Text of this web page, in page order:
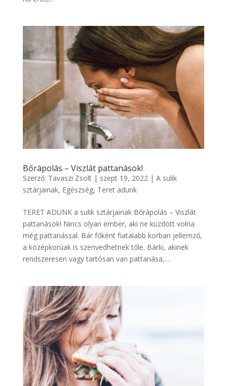
Bőrápolás – Viszlát pattanások!
Szerző: Tavaszi Zsolt| szept 19, 2022| A sulik
sztárjainak, Egészség, Teret adunk
TERET ADUNK a sulik sztárjainak Bőrápolás – Viszlát
pattanások! Nincs olyan ember, aki ne küzdött volna
még pattanással. Bár főként fiatalabb korban jellemző,
a középkorúak is szenvedhetnek tőle. Bárki, akinek
rendszeresen vagy tartósan van pattanása,...